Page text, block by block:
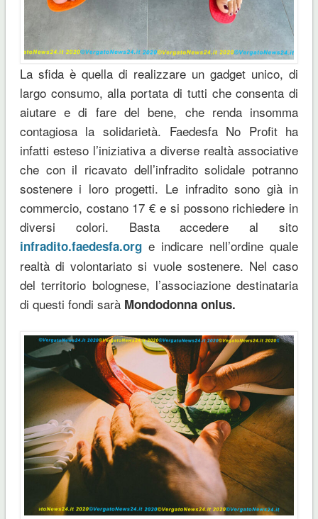
La sfida è quella di realizzare un gadget unico, di
largo consumo, alla portata di tutti che consenta di
aiutare e di fare del bene, che renda insomma
contagiosa la solidarietà. Faedesfa No Profit ha
infatti esteso l’iniziativa a diverse realtà associative
che con il ricavato dell’infradito solidale potranno
sostenere i loro progetti. Le infradito sono già in
commercio, costano 17 € e si possono richiedere in
diversi colori. Basta accedere al sito
infradito.faedesfa.orge indicare nell’ordine quale
realtà di volontariato si vuole sostenere. Nel caso
del territorio bolognese, l’associazione destinataria
di questi fondi sarà Mondodonna onlus.